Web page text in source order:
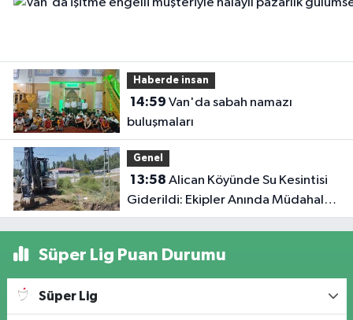
Haberde insan
14:59
buluşmaları
Genel
13:58
Giderildi: Ekipler Anında Müdahale
Etti
Süper Lig Puan Durumu
Süper Lig